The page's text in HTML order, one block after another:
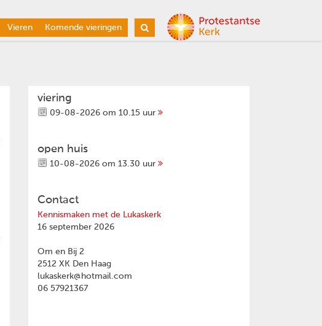
Vieren Komende vieringen
viering
09-08-2026 om 10.15 uur
open huis
10-08-2026 om 13.30 uur
Contact
Kennismaken met de Lukaskerk
16 september 2026
Om en Bij 2
2512 XK Den Haag
lukaskerk@hotmail.com
06 57921367